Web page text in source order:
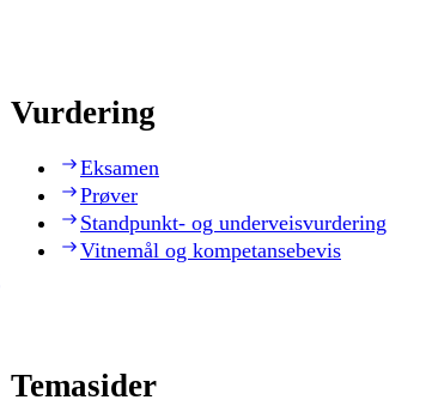
Vurdering
Eksamen
Prøver
Standpunkt- og underveisvurdering
Vitnemål og kompetansebevis
Temasider